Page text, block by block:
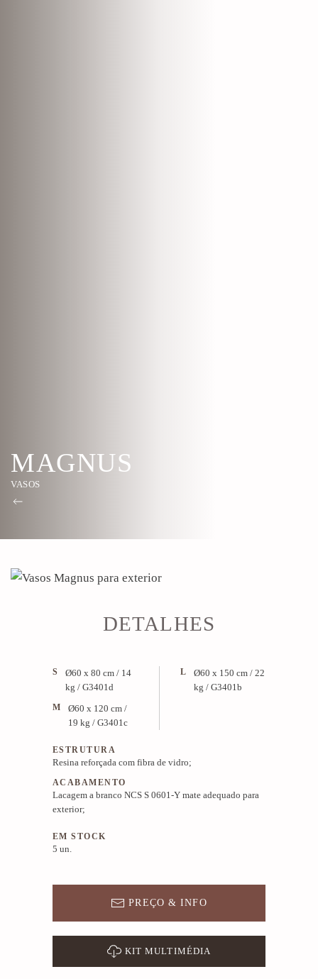
MAGNUS
VASOS
DETALHES
S
Ø60 x 80 cm / 14
kg / G3401d
M
Ø60 x 120 cm /
19 kg / G3401c
L
Ø60 x 150 cm / 22
kg / G3401b
ESTRUTURA
Resina reforçada com fibra de vidro;
ACABAMENTO
Lacagem a branco NCS S 0601-Y mate adequado para
exterior;
EM STOCK
5 un.
PREÇO & INFO
KIT MULTIMÉDIA